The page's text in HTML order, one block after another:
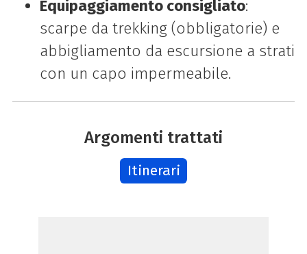
Equipaggiamento consigliato:
scarpe da trekking (obbligatorie) e
abbigliamento da escursione a strati
con un capo impermeabile.
Argomenti trattati
Itinerari